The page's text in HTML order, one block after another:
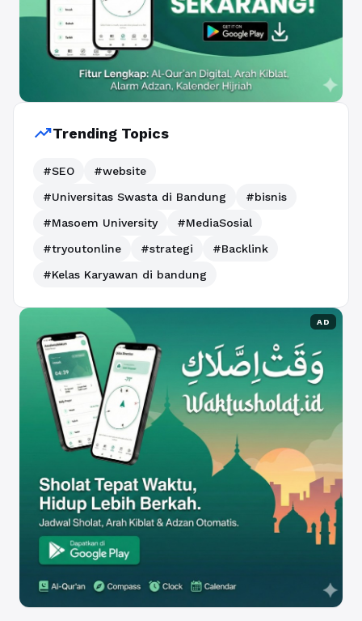
trending_upTrending Topics
#SEO
#website
#Universitas Swasta di Bandung
#bisnis
#Masoem University
#MediaSosial
#tryoutonline
#strategi
#Backlink
#Kelas Karyawan di bandung
AD